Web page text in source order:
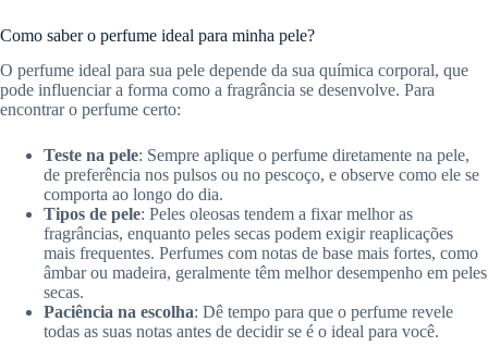
Como saber o perfume ideal para minha pele?
O perfume ideal para sua pele depende da sua química corporal, que
pode influenciar a forma como a fragrância se desenvolve. Para
encontrar o perfume certo:
Teste na pele: Sempre aplique o perfume diretamente na pele,
de preferência nos pulsos ou no pescoço, e observe como ele se
comporta ao longo do dia.
Tipos de pele: Peles oleosas tendem a fixar melhor as
fragrâncias, enquanto peles secas podem exigir reaplicações
mais frequentes. Perfumes com notas de base mais fortes, como
âmbar ou madeira, geralmente têm melhor desempenho em peles
secas.
Paciência na escolha: Dê tempo para que o perfume revele
todas as suas notas antes de decidir se é o ideal para você.